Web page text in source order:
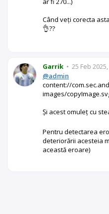
Când veți corecta
👌??
Garrik • 25 Feb
@admin
content://
images/
Și acest omuleț cu
Pentru detectarea
deteriorării acesteia
această eroare)